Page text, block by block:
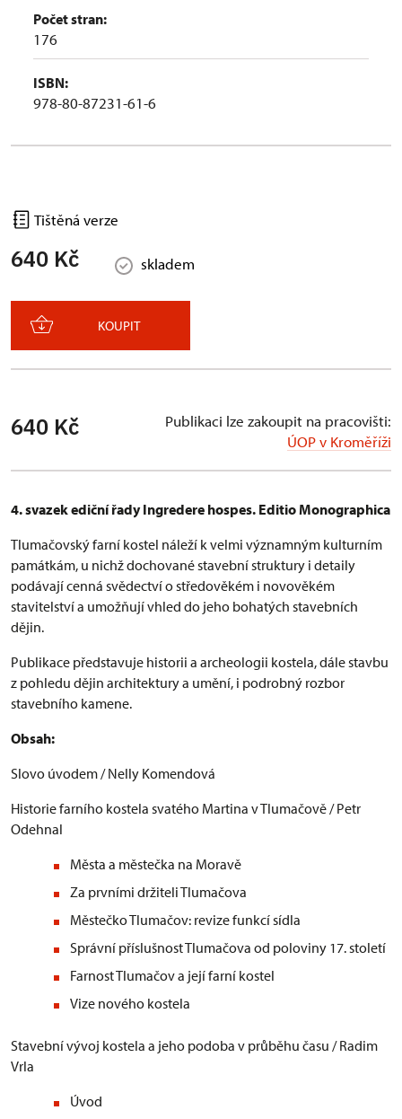
Počet stran:
176
ISBN:
978-80-87231-61-6
Tištěná verze
640 Kč skladem
KOUPIT
640 Kč
Publikaci lze zakoupit na pracovišti:
ÚOP v Kroměříži
4. svazek ediční řady Ingredere hospes. Editio Monographica
Tlumačovský farní kostel náleží k velmi významným kulturním
památkám, u nichž dochované stavební struktury i detaily
podávají cenná svědectví o středověkém i novověkém
stavitelství a umožňují vhled do jeho bohatých stavebních
dějin.
Publikace představuje historii a archeologii kostela, dále stavbu
z pohledu dějin architektury a umění, i podrobný rozbor
stavebního kamene.
Obsah:
Slovo úvodem / Nelly Komendová
Historie farního kostela svatého Martina v Tlumačově / Petr
Odehnal
Města a městečka na Moravě
Za prvními držiteli Tlumačova
Městečko Tlumačov: revize funkcí sídla
Správní příslušnost Tlumačova od poloviny 17. století
Farnost Tlumačov a její farní kostel
Vize nového kostela
Stavební vývoj kostela a jeho podoba v průběhu času / Radim
Vrla
Úvod